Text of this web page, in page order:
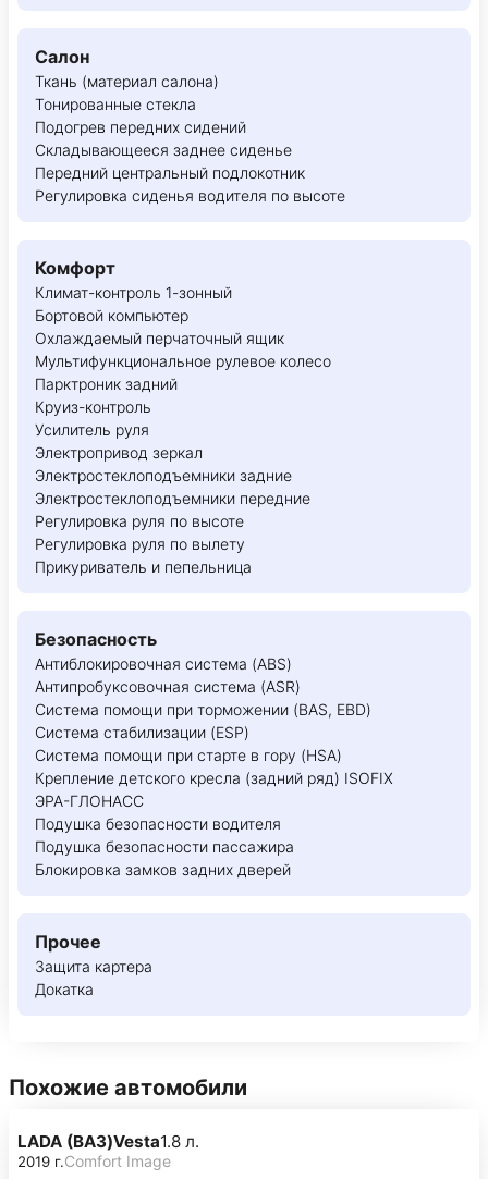
Салон
Ткань (материал салона)
Тонированные стекла
Подогрев передних сидений
Складывающееся заднее сиденье
Передний центральный подлокотник
Регулировка сиденья водителя по высоте
Комфорт
Климат-контроль 1-зонный
Бортовой компьютер
Охлаждаемый перчаточный ящик
Мультифункциональное рулевое колесо
Парктроник задний
Круиз-контроль
Усилитель руля
Электропривод зеркал
Электростеклоподъемники задние
Электростеклоподъемники передние
Регулировка руля по высоте
Регулировка руля по вылету
Прикуриватель и пепельница
Безопасность
Антиблокировочная система (ABS)
Антипробуксовочная система (ASR)
Система помощи при торможении (BAS, EBD)
Система стабилизации (ESP)
Система помощи при старте в гору (HSA)
Крепление детского кресла (задний ряд) ISOFIX
ЭРА-ГЛОНАСС
Подушка безопасности водителя
Подушка безопасности пассажира
Блокировка замков задних дверей
Прочее
Защита картера
Докатка
Похожие автомобили
LADA (ВАЗ)Vesta1.8 л.
2019 г.Comfort Image